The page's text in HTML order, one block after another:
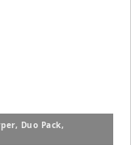
Duo Pack,